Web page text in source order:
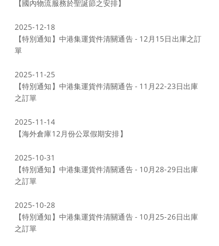
【國內物流服務於聖誕節之安排】
2025-12-18
【特別通知】中港集運貨件清關通告 - 12月15日出庫之訂
單
2025-11-25
【特別通知】中港集運貨件清關通告 - 11月22-23日出庫
之訂單
2025-11-14
【海外倉庫12月份公眾假期安排】
2025-10-31
【特別通知】中港集運貨件清關通告 - 10月28-29日出庫
之訂單
2025-10-28
【特別通知】中港集運貨件清關通告 - 10月25-26日出庫
之訂單